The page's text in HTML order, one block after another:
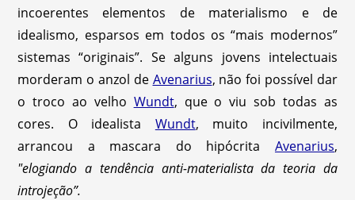
incoerentes elementos de materialismo e de
idealismo, esparsos em todos os “mais modernos”
sistemas “originais”. Se alguns jovens intelectuais
morderam o anzol de Avenarius, não foi possível dar
o troco ao velho Wundt, que o viu sob todas as
cores. O idealista Wundt, muito incivilmente,
arrancou a mascara do hipócrita Avenarius,
"elogiando a tendência anti-materialista da teoria da
introjeção”.